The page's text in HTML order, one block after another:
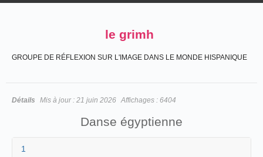
le grimh
GROUPE DE RÉFLEXION SUR L'IMAGE DANS LE MONDE HISPANIQUE
Détails Mis à jour : 21 juin 2026 Affichages : 6404
Danse égyptienne
1